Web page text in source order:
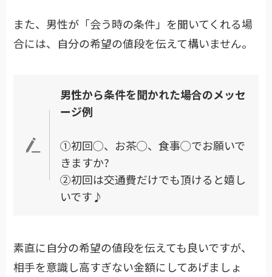
また、男性が「会う時の条件」を聞いてくれる場
合には、自分の希望の値段を伝えて構いません。
男性から条件を聞かれた場合のメッセ
ージ例
①初回◯、お茶◯、食事◯でお願いで
きますか?
②初回は交通費だけでも頂けると嬉し
いです♪
素直に自分の希望の値段を伝えても良いですが、
相手を意識し高すぎない金額にしてあげましょ